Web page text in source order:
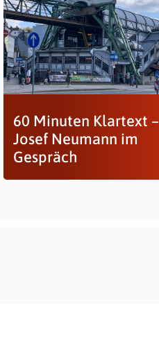
60 Minuten Klartext –
Josef Neumann im
Gespräch